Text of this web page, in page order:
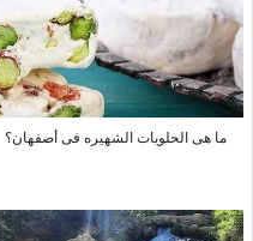
ما هی الحلویات الشهیره فی أصفهان؟